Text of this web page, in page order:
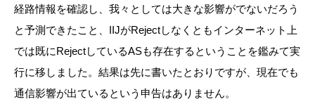
経路情報を確認し、我々としては大きな影響がでないだろう
と予測できたこと、IIJがRejectしなくともインターネット上
では既にRejectしているASも存在するということを鑑みて実
行に移しました。結果は先に書いたとおりですが、現在でも
通信影響が出ているという申告はありません。